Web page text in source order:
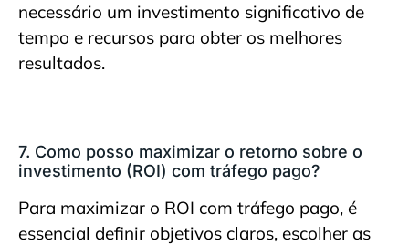
necessário um investimento significativo de
tempo e recursos para obter os melhores
resultados.
7. Como posso maximizar o retorno sobre o
investimento (ROI) com tráfego pago?
Para maximizar o ROI com tráfego pago, é
essencial definir objetivos claros, escolher as